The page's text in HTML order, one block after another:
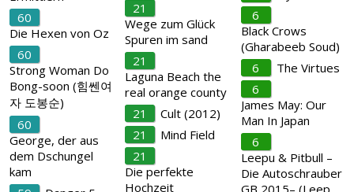
60
Die Hexen von Oz
60
Strong Woman Do
Bong-soon (힘쎈여
자 도봉순)
60
George, der aus
dem Dschungel
kam
21
Wege zum Glück
Spuren im sand
21
Laguna Beach the
real orange county
21
Cult (2012)
21
Mind Field
21
Die perfekte
Hochzeit
6
Black Crows
(Gharabeeb Soud)
6
The Virtues
6
James May: Our
Man In Japan
6
Leepu & Pitbull –
Die Autoschrauber
GB 2015– (Leep